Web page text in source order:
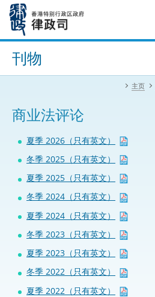
内
进阶搜寻
刊物
主页
商业法评论
夏季 2026（只有英文）
冬季 2025（只有英文）
夏季 2025（只有英文）
冬季 2024（只有英文）
夏季 2024（只有英文）
冬季 2023（只有英文）
夏季 2023（只有英文）
冬季 2022（只有英文）
夏季 2022（只有英文）